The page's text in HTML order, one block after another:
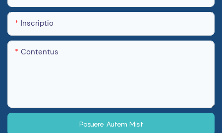
Inscriptio
Contentus
Posuere Autem Misit